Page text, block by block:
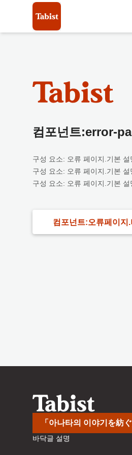
컴포넌트:error-
구성 요소: 오류 페이지.기본
구성 요소: 오류 페이지.기본
구성 요소: 오류 페이지.기본
컴포넌트:오류페이지.
「아나타의 이야기を紡
바닥글 설명